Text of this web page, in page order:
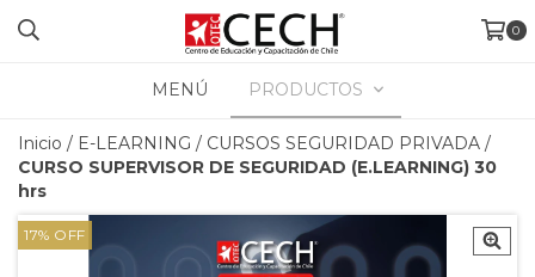
0
MENÚ PRODUCTOS
Inicio / E-LEARNING / CURSOS SEGURIDAD PRIVADA /
CURSO SUPERVISOR DE SEGURIDAD (E.LEARNING) 30
hrs
17% OFF